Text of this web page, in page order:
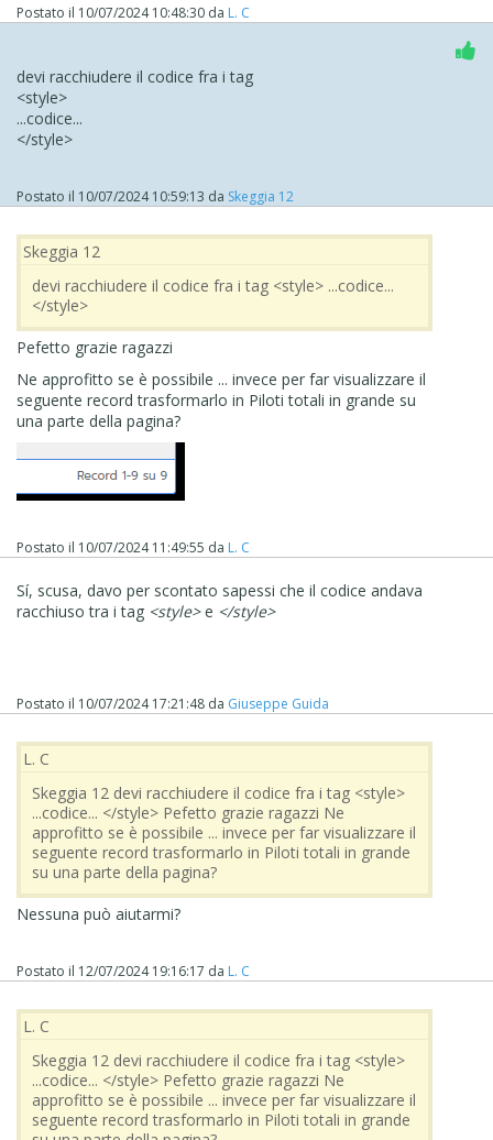
Postato il 10/07/2024 10:48:30 da L. C
devi racchiudere il codice fra i tag
<style>
...codice...
</style>
Postato il 10/07/2024 10:59:13 da Skeggia 12
Skeggia 12
devi racchiudere il codice fra i tag <style> ...codice...
</style>
Pefetto grazie ragazzi
Ne approfitto se è possibile ... invece per far visualizzare il
seguente record trasformarlo in Piloti totali in grande su
una parte della pagina?
Postato il 10/07/2024 11:49:55 da L. C
Sí, scusa, davo per scontato sapessi che il codice andava
racchiuso tra i tag <style>e </style>
Postato il 10/07/2024 17:21:48 da Giuseppe Guida
L. C
Skeggia 12 devi racchiudere il codice fra i tag <style>
...codice... </style> Pefetto grazie ragazzi Ne
approfitto se è possibile ... invece per far visualizzare il
seguente record trasformarlo in Piloti totali in grande
su una parte della pagina?
Nessuna può aiutarmi?
Postato il 12/07/2024 19:16:17 da L. C
L. C
Skeggia 12 devi racchiudere il codice fra i tag <style>
...codice... </style> Pefetto grazie ragazzi Ne
approfitto se è possibile ... invece per far visualizzare il
seguente record trasformarlo in Piloti totali in grande